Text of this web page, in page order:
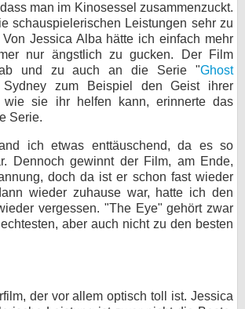
man im Kinosessel zusammenzuckt.
schauspielerischen Leistungen sehr zu
Jessica Alba hätte ich einfach mehr
nur ängstlich zu gucken. Der Film
und zu auch an die Serie "Ghost
zum Beispiel den Geist ihrer
wie sie ihr helfen kann, erinnerte das
Serie.
ich etwas enttäuschend, da es so
Dennoch gewinnt der Film, am Ende,
doch da ist er schon fast wieder
wieder zuhause war, hatte ich den
vergessen. "The Eye" gehört zwar
aber auch nicht zu den besten
der vor allem optisch toll ist. Jessica